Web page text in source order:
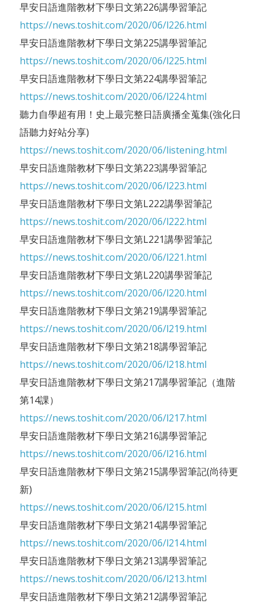
早安日語進階教材下學日文第226講學習筆記
https://news.toshit.com/2020/06/l226.html
早安日語進階教材下學日文第225講學習筆記
https://news.toshit.com/2020/06/l225.html
早安日語進階教材下學日文第224講學習筆記
https://news.toshit.com/2020/06/l224.html
聽力自學超有用！史上最完整日語廣播全蒐集(強化日
語聽力好站分享)
https://news.toshit.com/2020/06/listening.html
早安日語進階教材下學日文第223講學習筆記
https://news.toshit.com/2020/06/l223.html
早安日語進階教材下學日文第L222講學習筆記
https://news.toshit.com/2020/06/l222.html
早安日語進階教材下學日文第L221講學習筆記
https://news.toshit.com/2020/06/l221.html
早安日語進階教材下學日文第L220講學習筆記
https://news.toshit.com/2020/06/l220.html
早安日語進階教材下學日文第219講學習筆記
https://news.toshit.com/2020/06/l219.html
早安日語進階教材下學日文第218講學習筆記
https://news.toshit.com/2020/06/l218.html
早安日語進階教材下學日文第217講學習筆記（進階
第14課）
https://news.toshit.com/2020/06/l217.html
早安日語進階教材下學日文第216講學習筆記
https://news.toshit.com/2020/06/l216.html
早安日語進階教材下學日文第215講學習筆記(尚待更
新)
https://news.toshit.com/2020/06/l215.html
早安日語進階教材下學日文第214講學習筆記
https://news.toshit.com/2020/06/l214.html
早安日語進階教材下學日文第213講學習筆記
https://news.toshit.com/2020/06/l213.html
早安日語進階教材下學日文第212講學習筆記